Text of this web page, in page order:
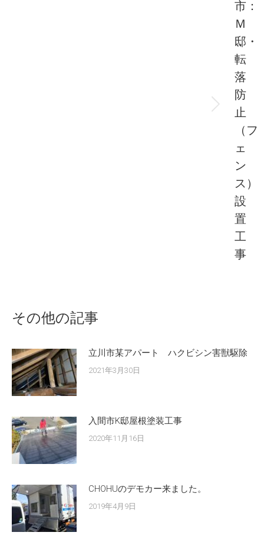
Next
post:
市：
Ｍ
邸・
転
落
防
止
（フ
ェ
ン
ス）
設
置
工
事
その他の記事
立川市某アパート ハクビシン害獣駆除
2021年3月30日
入間市K邸屋根塗装工事
2020年11月16日
CHOHUのデモカー来ました。
2019年4月9日